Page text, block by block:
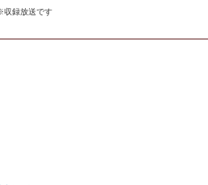
録放送です